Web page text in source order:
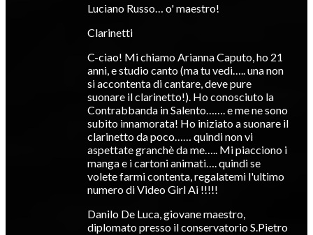
Luciano Russo… o' maestro!
Clarinetti
C-ciao! Mi chiamo Arianna Caputo, ho 21
anni, e studio canto (ma tu vedi….. una non
si accontenta di cantare, deve pure
suonare il clarinetto!). Ho conosciuto la
Contrabbanda in Salento……. e me ne sono
subito innamorata! Ho iniziato a suonare il
clarinetto da poco…… quindi non vi
aspettate granchè da me….. Mi piacciono i
manga e i cartoni animati…. quindi se
volete farmi contenta, regalatemi l'ultimo
numero di Video Girl Ai !!!!!
Danilo De Luca, giovane maestro,
diplomato presso il conservatorio S.Pietro